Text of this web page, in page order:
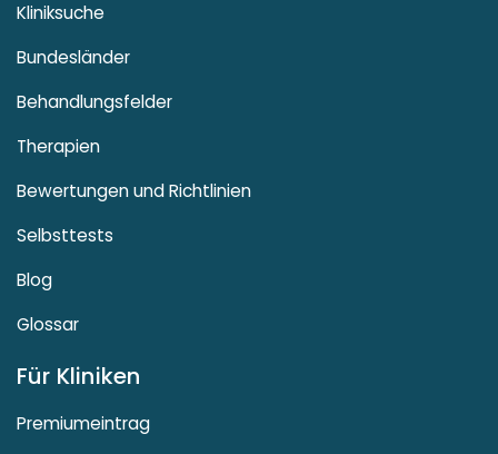
Kliniksuche
Bundesländer
Behandlungsfelder
Therapien
Bewertungen und Richtlinien
Selbsttests
Blog
Glossar
Für Kliniken
Premiumeintrag